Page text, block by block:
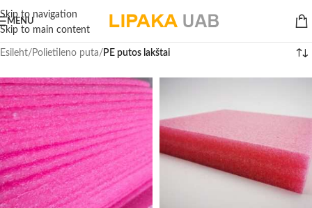
Skip to navigation
Skip to main content
MENU
Esileht/ Polietileno puta/ PE putos lakštai